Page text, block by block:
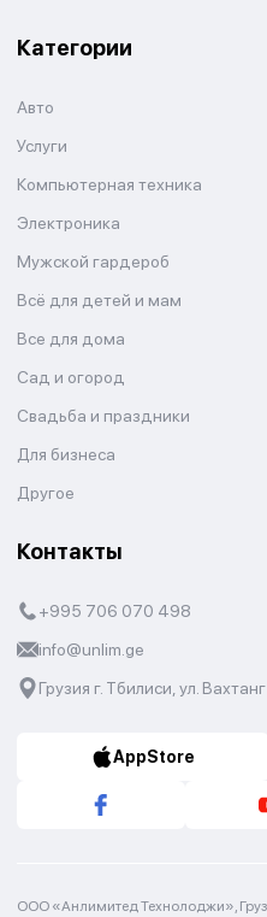
Категории
Авто
Услуги
Компьютерная техника
Электроника
Мужской гардероб
Всё для детей и мам
Все для дома
Сад и огород
Свадьба и праздники
Для бизнеса
Другое
Контакты
+995 706 070 498
info@unlim.ge
Грузия г. Тбилиси, ул.
AppStore
ООО «Анлимитед Технолоджи»,